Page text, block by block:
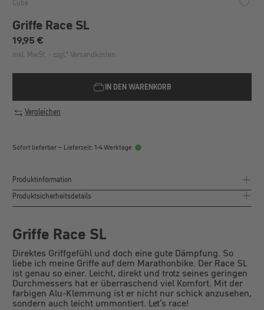
Cube
Griffe Race SL
Regulärer Preis:
19,95 €
inkl. MwSt. - zzgl.* Versandkosten
IN DEN WARENKORB
Vergleichen
Sofort lieferbar – Lieferzeit: 1-4 Werktage
Produktinformation
Produktsicherheitsdetails
Griffe Race SL
Direktes Griffgefühl und doch eine gute Dämpfung. So
liebe ich meine Griffe auf dem Marathonbike. Der Race SL
ist genau so einer. Leicht, direkt und trotz seines geringen
Durchmessers hat er überraschend viel Komfort. Mit der
farbigen Alu-Klemmung ist er nicht nur schick anzusehen,
sondern auch leicht ummontiert. Let’s race!